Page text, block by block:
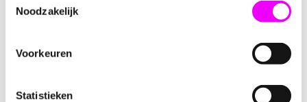
Noodzakelijk
Voorkeuren
Statistieken
Mini marshmallows, snoepjes of chocolade
Gepersonaliseerde labels of naamkaartjes
Sieraden zoals armbandjes of ringen